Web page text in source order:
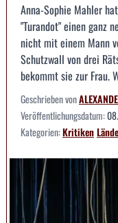
Anna-Sophie Mahler
"Turandot" einen ganz
nicht mit einem Mann
Schutzwall von drei
bekommt sie zur Frau.
Geschrieben von
Veröffentlichungsdatum:
Kategorien:Kritiken